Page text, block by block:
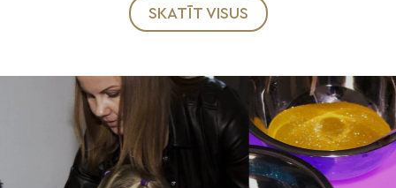
SKATĪT VISUS